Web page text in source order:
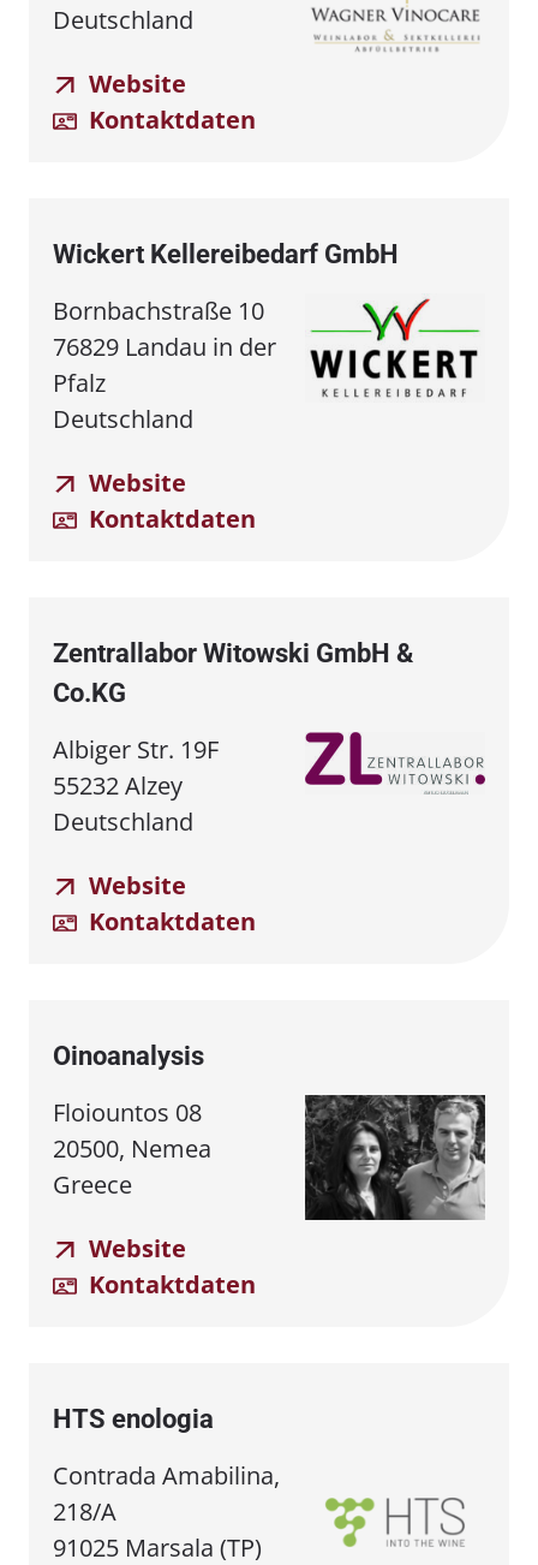
Deutschland
Website
Kontaktdaten
Wickert Kellereibedarf GmbH
Bornbachstraße 10
76829 Landau in der
Pfalz
Deutschland
Website
Kontaktdaten
Zentrallabor Witowski GmbH &
Co.KG
Albiger Str. 19F
55232 Alzey
Deutschland
Website
Kontaktdaten
Oinoanalysis
Floiountos 08
20500, Nemea
Greece
Website
Kontaktdaten
HTS enologia
Contrada Amabilina,
218/A
91025 Marsala (TP)